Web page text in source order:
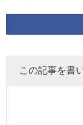
この記事を書